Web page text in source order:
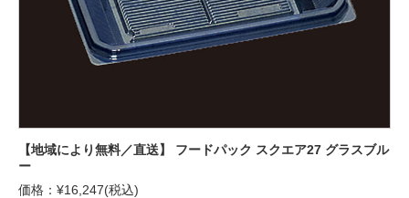
【地域により無料／直送】 フードパック スクエア27 グラスブル
ー
価格：¥16,247(税込)